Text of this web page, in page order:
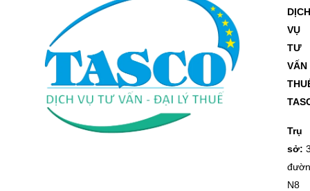
DỊCH
VỤ
TƯ
VẤN
Trụ
sở:
N8